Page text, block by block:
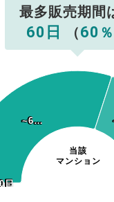
最多販売期間
60日
（60 ％
当該
マンション
日
日
~6…
~6…